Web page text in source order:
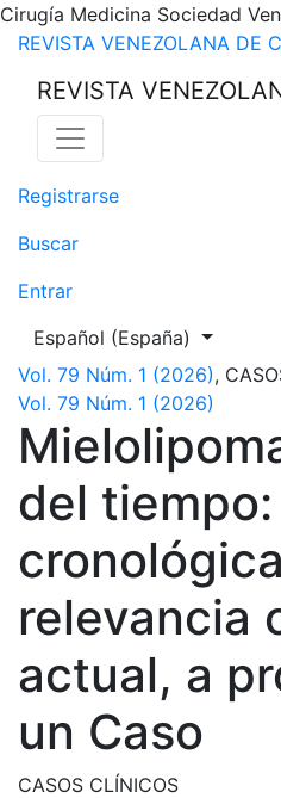
Cirugía Medicina Sociedad
Mielolipoma a través del
REVISTA VENEZOLANA DE
REVISTA
Registrarse
Buscar
Entrar
Cambiar el idioma. El actual
Español (España)
Vol. 79 Núm. 1 (2026),
Vol. 79 Núm. 1 (2026)
del
relevancia
actual, a
un Caso
CASOS CLÍNICOS